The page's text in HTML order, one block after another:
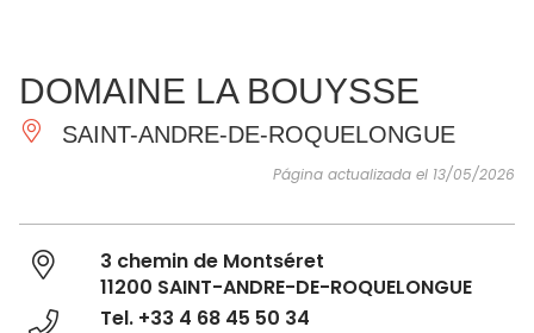
IMPRESCINDIBLES
HACER
INSPIRACIONES
DOMAINE LA BOUYSSE
SAINT-ANDRE-DE-ROQUELONGUE
Página actualizada el 13/05/2026
3 chemin de Montséret
11200 SAINT-ANDRE-DE-ROQUELONGUE
Tel. +33 4 68 45 50 34